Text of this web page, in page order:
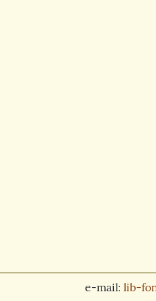
e-mail: lib-